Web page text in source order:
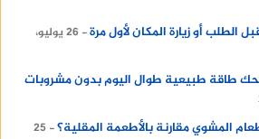
الطلب أو زيارة المكان لأول مرة
26 يوليو،
طاقة طبيعية طوال اليوم بدون مشروبات
المشوي مقارنة بالأطعمة المقلية؟
25